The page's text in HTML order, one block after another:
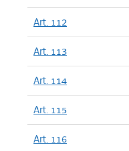
Art. 112
Art. 113
Art. 114
Art. 115
Art. 116